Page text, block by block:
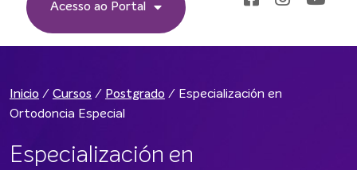
Acesso ao Portal
Inicio / Cursos / Postgrado / Especialización en
Ortodoncia Especial
Especialización en